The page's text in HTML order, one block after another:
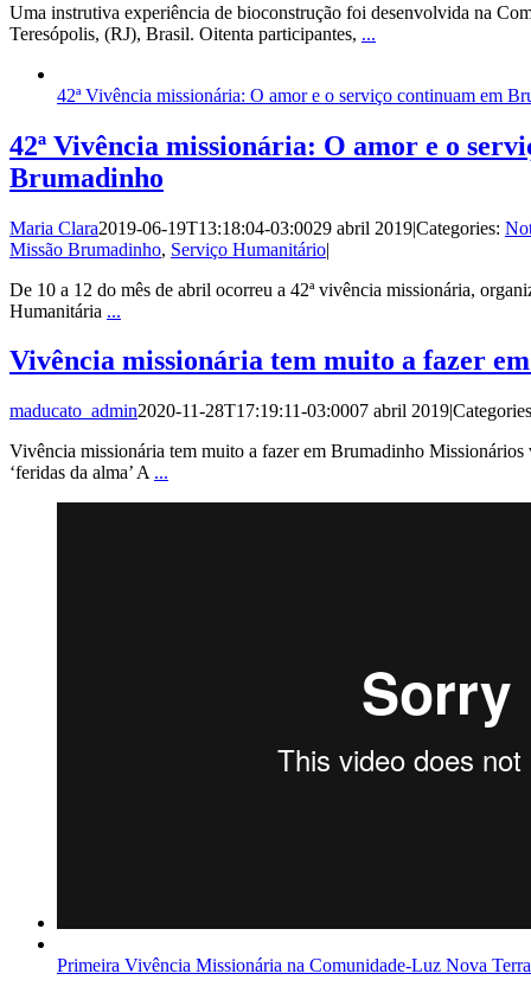
Uma instrutiva experiência de bioconstrução foi desenvolvida na
Teresópolis, (RJ), Brasil. Oitenta participantes, ...
42ª Vivência missionária: O amor e o serviço continuam em
42ª Vivência missionária: O amor e o
Brumadinho
Maria Clara2019-06-19T13:18:04-03:0029 abril 2019|Categories:
Missão Brumadinho, Serviço Humanitário|
De 10 a 12 do mês de abril ocorreu a 42ª vivência missionária,
Humanitária ...
Vivência missionária tem muito a fazer
maducato_admin2020-11-28T17:19:11-03:0007 abril 2019|
Vivência missionária tem muito a fazer em Brumadinho
‘feridas da alma’ A ...
Primeira Vivência Missionária na Comunidade-Luz Nova Terra